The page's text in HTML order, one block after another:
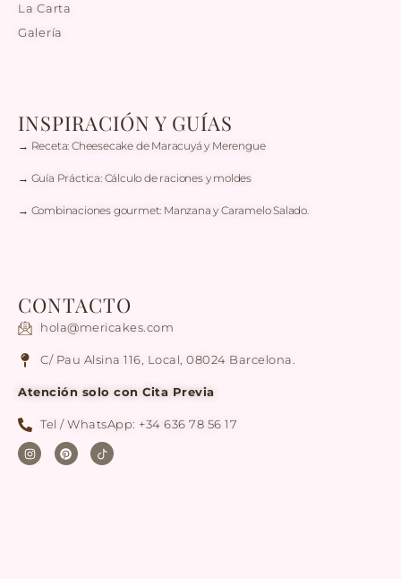
La Carta
Galería
INSPIRACIÓN Y GUÍAS
→ Receta: Cheesecake de Maracuyá y Merengue
→ Guía Práctica: Cálculo de raciones y moldes
→ Combinaciones gourmet: Manzana y Caramelo Salado.
CONTACTO
hola@mericakes.com
C/ Pau Alsina 116, Local, 08024 Barcelona.
Atención solo con Cita Previa
Tel / WhatsApp: +34 636 78 56 17